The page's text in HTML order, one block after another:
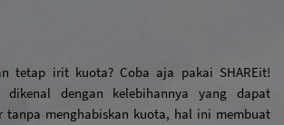
tetap irit kuota? Coba aja pakai SHAREit!
dikenal dengan kelebihannya yang dapat
tanpa menghabiskan kuota, hal ini membuat